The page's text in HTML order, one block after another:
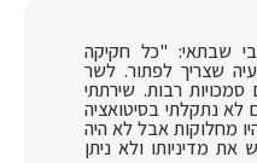
שבתאי: "כל חקיקה
שצריך לפתור. לשר
סמכויות רבות. שירתתי
לא נתקלתי בסיטואציה
מחלוקות אבל לא היה
מדיניותו ולא ניתן